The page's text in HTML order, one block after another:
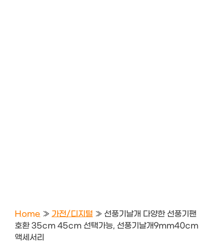
Home » 가전/디지털 » 선풍기날개 다양한 선풍기팬
호환 35cm 45cm 선택가능, 선풍기날개9mm40cm
액세서리